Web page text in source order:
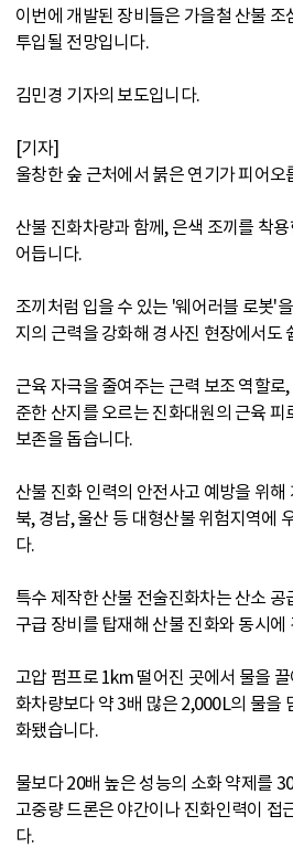
이번에 개발된 장비들은 가을철 산불 조
투입될 전망입니다.
김민경 기자의 보도입니다.
[기자]
울창한 숲 근처에서 붉은 연기가 피어오
산불 진화차량과 함께, 은색 조끼를 착
어듭니다.
조끼처럼 입을 수 있는 '웨어러블 로봇'
지의 근력을 강화해 경사진 현장에서도
근육 자극을 줄여주는 근력 보조 역할로
준한 산지를 오르는 진화대원의 근육
보존을 돕습니다.
산불 진화 인력의 안전사고 예방을 위해
북, 경남, 울산 등 대형산불 위험지역에
다.
특수 제작한 산불 전술진화차는 산소
구급 장비를 탑재해 산불 진화와 동시에
고압 펌프로 1km 떨어진 곳에서 물을
화차량보다 약 3배 많은 2,000L의 물을
화됐습니다.
물보다 20배 높은 성능의 소화 약제를
고중량 드론은 야간이나 진화인력이 접
다.